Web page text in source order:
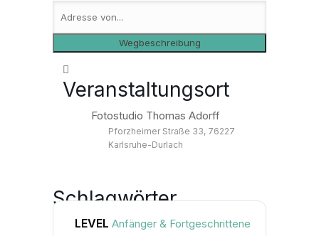
Veranstaltungsort
Fotostudio Thomas Adorff
Pforzheimer Straße 33, 76227
Karlsruhe-Durlach
Schlagwörter
FOTO STUDIOABEND
LEVEL Anfänger & Fortgeschrittene